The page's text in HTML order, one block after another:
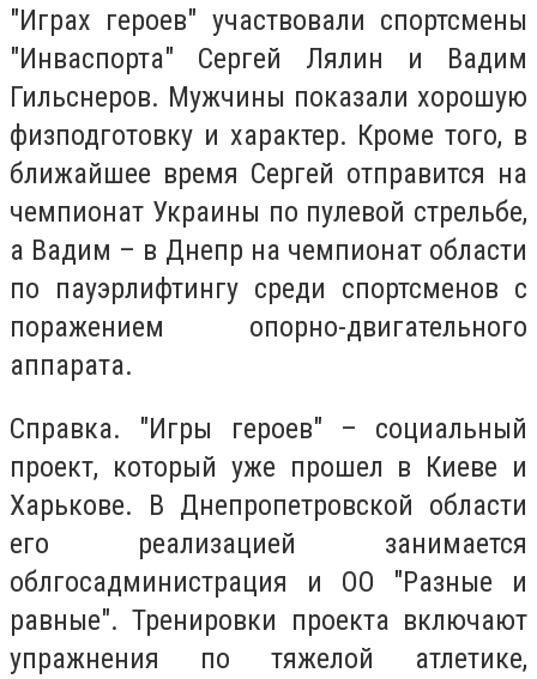
"Играх героев" участвовали спортсмены
"Инваспорта" Сергей Лялин и Вадим
Гильснеров. Мужчины показали хорошую
физподготовку и характер. Кроме того, в
ближайшее время Сергей отправится на
чемпионат Украины по пулевой стрельбе,
а Вадим – в Днепр на чемпионат области
по пауэрлифтингу среди спортсменов с
поражением опорно-двигательного
аппарата.
Справка. "Игры героев" – социальный
проект, который уже прошел в Киеве и
Харькове. В Днепропетровской области
его реализацией занимается
облгосадминистрация и ОО "Разные и
равные". Тренировки проекта включают
упражнения по тяжелой атлетике,